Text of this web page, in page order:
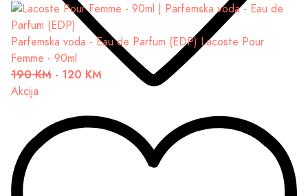
Parfemska voda - Eau de Parfum (EDP) Lacoste Pour
Femme - 90ml
190 KM - 120 KM
Akcija